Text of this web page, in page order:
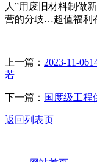
人”用废旧材料制做
营的分歧…超值福利
上一篇： 2023-11-
若
下一篇： 国度级工程
返回列表页